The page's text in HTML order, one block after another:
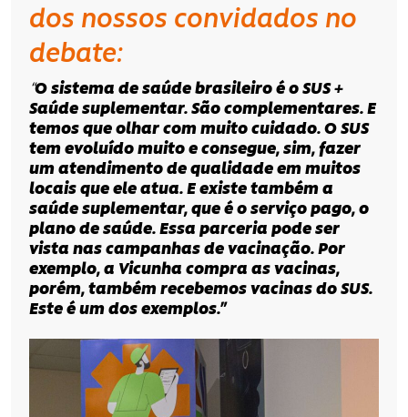
dos nossos convidados no
debate:
“O sistema de saúde brasileiro é o SUS +
Saúde suplementar. São complementares. E
temos que olhar com muito cuidado. O SUS
tem evoluído muito e consegue, sim, fazer
um atendimento de qualidade em muitos
locais que ele atua. E existe também a
saúde suplementar, que é o serviço pago, o
plano de saúde. Essa parceria pode ser
vista nas campanhas de vacinação. Por
exemplo, a Vicunha compra as vacinas,
porém, também recebemos vacinas do SUS.
Este é um dos exemplos.”